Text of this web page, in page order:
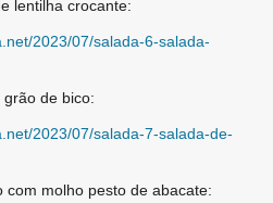
lentilha crocante:
2023/07/salada-6-salada-
de bico:
2023/07/salada-7-salada-de-
com molho pesto de abacate: